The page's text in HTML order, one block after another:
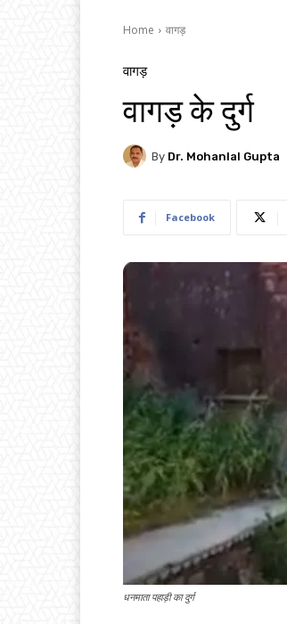
Home वागड़
वागड़
वागड़ के दुर्ग
By Dr. Mohanlal Gupta
Facebook
धनमाता पहाड़ी का दुर्ग